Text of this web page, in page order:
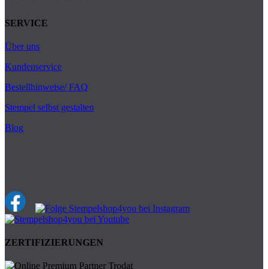
SERVICE
Über uns
Kundenservice
Bestellhinweise/ FAQ
Stempel selbst gestalten
Blog
ZERTIFIZIERUNGEN